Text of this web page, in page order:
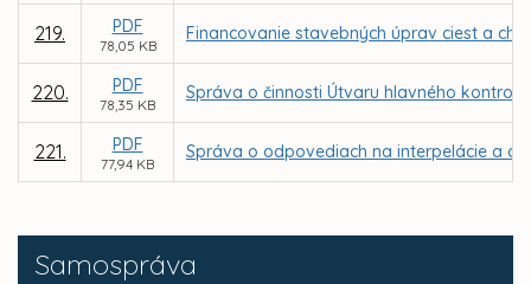
Samospráva
219. PDF
78,05 KB
Financovanie stavebných úprav ciest a
220. PDF
78,35 KB
Správa o činnosti Útvaru hlavného
221. PDF
77,94 KB
Správa o odpovediach na interpelácie a